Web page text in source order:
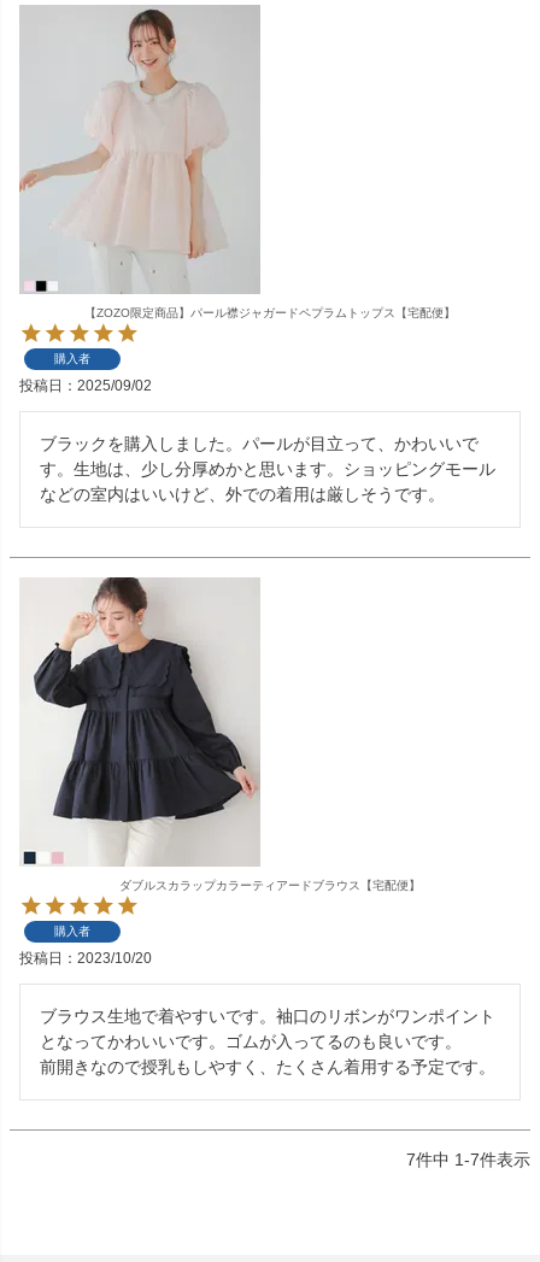
【ZOZO限定商品】パール襟ジャガードペプラムトップス【宅配便】
購入者
投稿日 2025/09/02
ブラックを購入しました。パールが目立って、かわいいで
す。生地は、少し分厚めかと思います。ショッピングモール
などの室内はいいけど、外での着用は厳しそうです。
ダブルスカラップカラーティアードブラウス【宅配便】
購入者
投稿日 2023/10/20
ブラウス生地で着やすいです。袖口のリボンがワンポイント
となってかわいいです。ゴムが入ってるのも良いです。
7件中 1-7件表示